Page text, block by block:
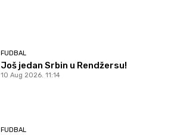
FUDBAL
Još jedan Srbin u Rendžersu!
10 Aug 2026. 11:14
FUDBAL